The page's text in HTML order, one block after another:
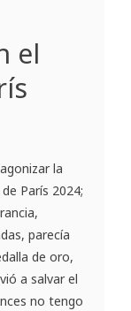
el
la
París 2024;
parecía
de oro,
a salvar el
no tengo